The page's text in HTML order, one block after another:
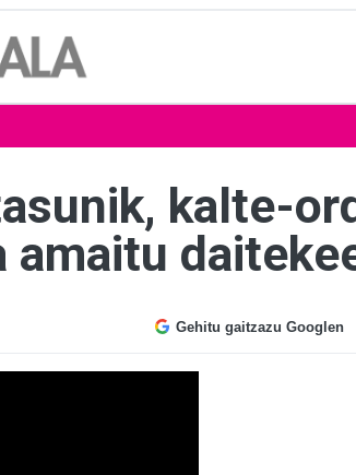
kalte-
Gehitu gaitzazu Googlen